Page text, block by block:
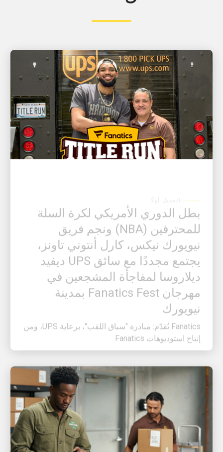
للمحترفين (NBA) ونجم فريق
نيويورك نيكس، كارل أنتوني تاونز،
يجتمع مجددًا مع سائق UPS ديفيد
ديلاروسا لمفاجأة المشجعين في
مهرجان Fanatics Fest بمدينة
نيويورك
إنتاج استوديوهات Fanatics